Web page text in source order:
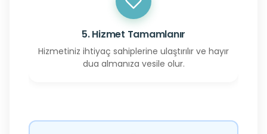
5. Hizmet Tamamlanır
Hizmetiniz ihtiyaç sahiplerine ulaştırılır ve hayır
dua almanıza vesile olur.